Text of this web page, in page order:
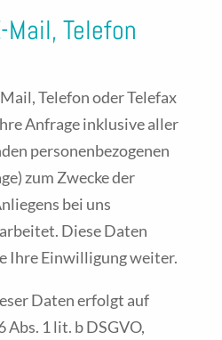
Telefon
Telefon oder Telefax
Anfrage inklusive aller
personenbezogenen
zum Zwecke der
bei uns
Diese Daten
Ihre Einwilligung weiter.
Daten erfolgt auf
Abs. 1 lit. b DSGVO,